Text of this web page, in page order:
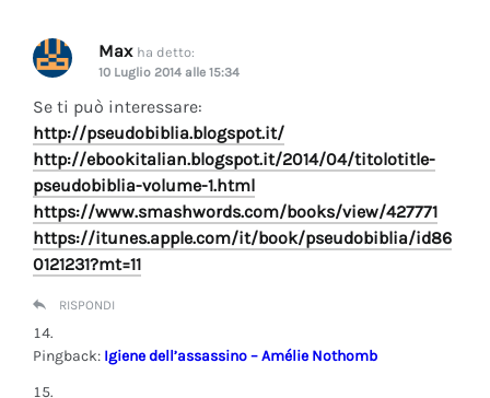
Max ha detto:
10 Luglio 2014 alle 15:34
Se ti può interessare:
http://pseudobiblia.blogspot.it/
http://ebookitalian.blogspot.it/2014/04/titolotitle-
pseudobiblia-volume-1.html
https://www.smashwords.com/books/view/427771
https://itunes.apple.com/it/book/pseudobiblia/id86
0121231?mt=11
RISPONDI
Pingback: Igiene dell’assassino – Amélie Nothomb